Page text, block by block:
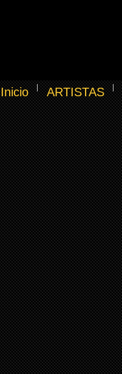
Inicio ARTISTAS